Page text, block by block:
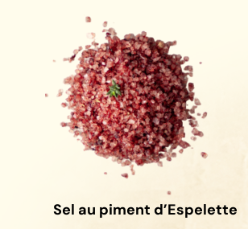
Sel au piment d’Espelette